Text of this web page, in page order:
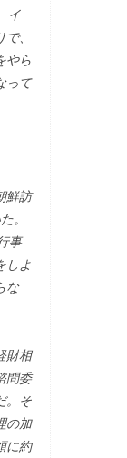
イ
、
やら
って
鮮訪
。
事
しよ
な
財相
問委
。そ
の加
に約